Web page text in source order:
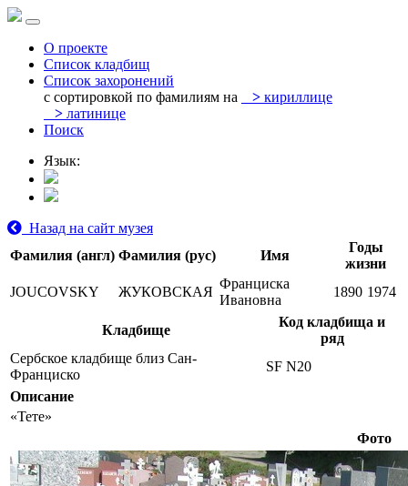
О проекте
Список кладбищ
Список захоронений
с сортировкой по фамилиям на
> кириллице
> латинице
Поиск
Язык:
Назад на сайт музея
Фамилия (англ) Фамилия (рус) Имя
Годы
жизни
JOUCOVSKY
ЖУКОВСКАЯ
Франциска
Ивановна
1890 1974
Кладбище
Код кладбища и
ряд
Сербское кладбище близ Сан-
Франциско
SF N20
Описание
«Тете»
Фото